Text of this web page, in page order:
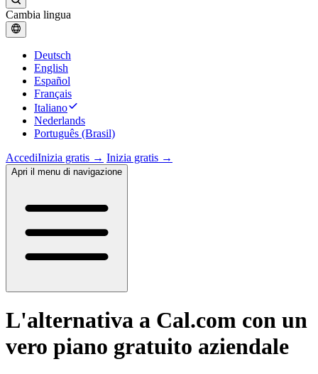
Cambia lingua
Deutsch
English
Español
Français
Italiano
Nederlands
Português (Brasil)
AccediInizia gratis → Inizia gratis →
Apri il menu di navigazione
L'alternativa a Cal.com con un
vero piano gratuito aziendale